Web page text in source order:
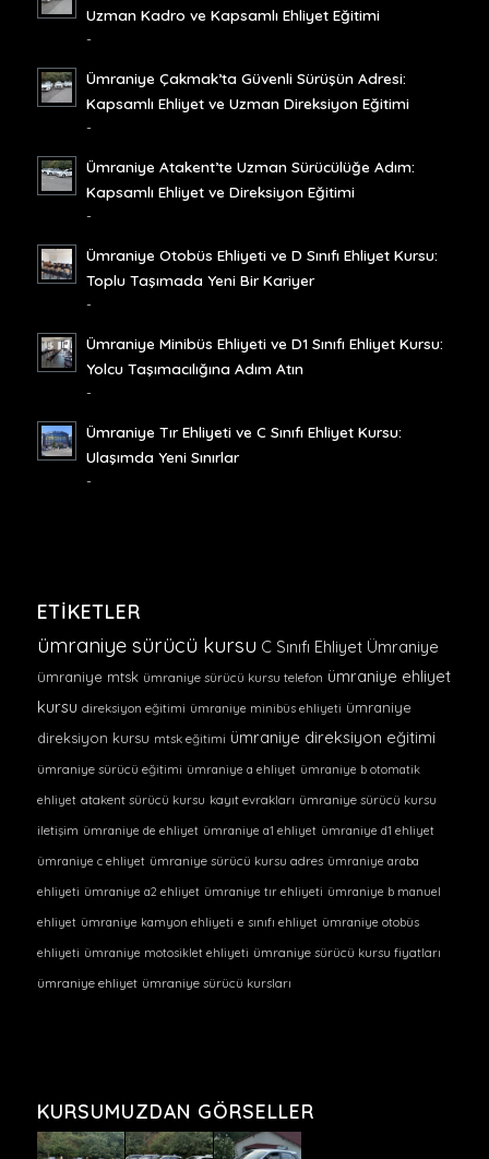
Uzman Kadro ve Kapsamlı Ehliyet Eğitimi
-
Ümraniye Çakmak’ta Güvenli Sürüşün Adresi:
Kapsamlı Ehliyet ve Uzman Direksiyon Eğitimi
-
Ümraniye Atakent’te Uzman Sürücülüğe Adım:
Kapsamlı Ehliyet ve Direksiyon Eğitimi
-
Ümraniye Otobüs Ehliyeti ve D Sınıfı Ehliyet Kursu:
Toplu Taşımada Yeni Bir Kariyer
-
Ümraniye Minibüs Ehliyeti ve D1 Sınıfı Ehliyet Kursu:
Yolcu Taşımacılığına Adım Atın
-
Ümraniye Tır Ehliyeti ve C Sınıfı Ehliyet Kursu:
Ulaşımda Yeni Sınırlar
-
ETIKETLER
ümraniye sürücü kursu C Sınıfı Ehliyet Ümraniye
ümraniye mtsk ümraniye sürücü kursu telefon ümraniye ehliyet
kursu direksiyon eğitimi ümraniye minibüs ehliyeti ümraniye
direksiyon kursu mtsk eğitimi ümraniye direksiyon eğitimi
ümraniye sürücü eğitimi ümraniye a ehliyet ümraniye b otomatik
ehliyet atakent sürücü kursu kayıt evrakları ümraniye sürücü kursu
iletişim ümraniye de ehliyet ümraniye a1 ehliyet ümraniye d1 ehliyet
ümraniye c ehliyet ümraniye sürücü kursu adres ümraniye araba
ehliyeti ümraniye a2 ehliyet ümraniye tır ehliyeti ümraniye b manuel
ehliyet ümraniye kamyon ehliyeti e sınıfı ehliyet ümraniye otobüs
ehliyeti ümraniye motosiklet ehliyeti ümraniye sürücü kursu fiyatları
ümraniye ehliyet ümraniye sürücü kursları
KURSUMUZDAN GÖRSELLER